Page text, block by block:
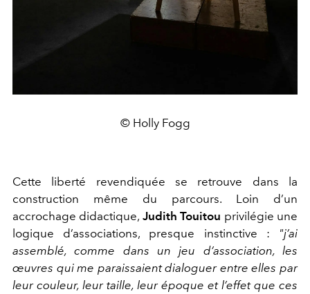
© Holly Fogg
Cette liberté revendiquée se retrouve dans la
construction même du parcours. Loin d’un
accrochage didactique, Judith Touitou privilégie une
logique d’associations, presque instinctive : "j’ai
assemblé, comme dans un jeu d’association, les
œuvres qui me paraissaient dialoguer entre elles par
leur couleur, leur taille, leur époque et l’effet que ces